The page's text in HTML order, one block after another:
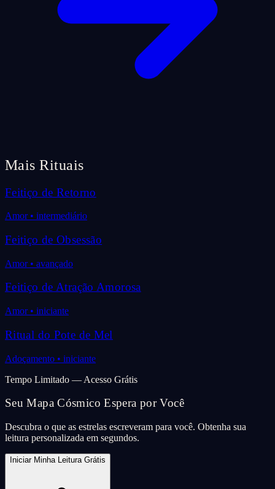
Mais Rituais
Feitiço de Retorno
Amor• intermediário
Feitiço de Obsessão
Amor• avançado
Feitiço de Atração Amorosa
Amor• iniciante
Ritual do Pote de Mel
Adoçamento • iniciante
Tempo Limitado — Acesso Grátis
Seu Mapa Cósmico Espera por Você
Descubra o que as estrelas escreveram para você. Obtenha sua
leitura personalizada em segundos.
Iniciar Minha Leitura Grátis